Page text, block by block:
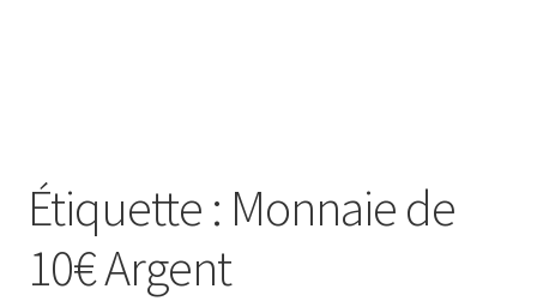
Étiquette : Monnaie de
10€ Argent